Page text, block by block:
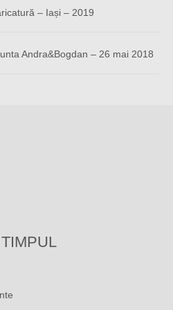
– Iași – 2019
Andra&Bogdan – 26 mai 2018